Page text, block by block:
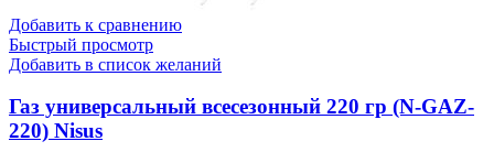
Добавить к сравнению
Быстрый просмотр
Добавить в список желаний
Газ универсальный всесезонный 220 гр (N-GAZ-
220) Nisus